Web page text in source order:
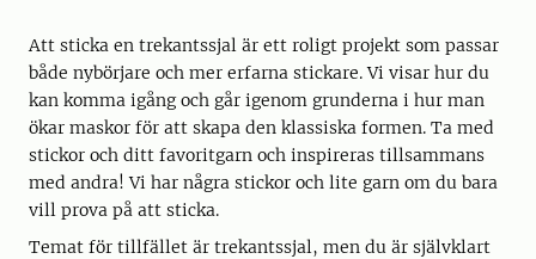
Att sticka en trekantssjal är ett roligt projekt som passar
både nybörjare och mer erfarna stickare. Vi visar hur du
kan komma igång och går igenom grunderna i hur man
ökar maskor för att skapa den klassiska formen. Ta med
stickor och ditt favoritgarn och inspireras tillsammans
med andra! Vi har några stickor och lite garn om du bara
vill prova på att sticka.
Temat för tillfället är trekantssjal, men du är självklart